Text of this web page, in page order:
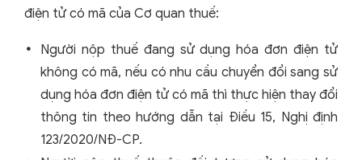
điện tử có mã của Cơ quan thuế:
Người nộp thuế đang sử dụng hóa đơn điện tử
không có mã, nếu có nhu cầu chuyển đổi sang sử
dụng hóa đơn điện tử có mã thì thực hiện thay đổi
thông tin theo hướng dẫn tại Điều 15, Nghị định
123/2020/NĐ-CP.